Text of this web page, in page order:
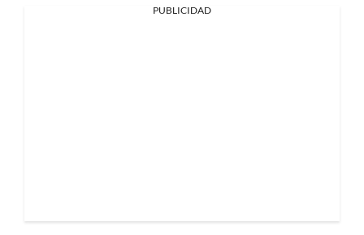
PUBLICIDAD